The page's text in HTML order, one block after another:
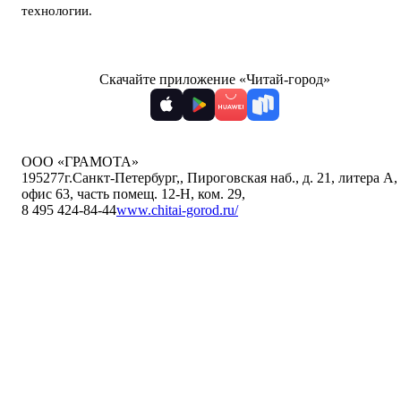
технологии.
Скачайте приложение «Читай-город»
ООО «ГРАМОТА»
195277г.Санкт-Петербург,, Пироговская наб., д. 21, литера А,
офис 63, часть помещ. 12-Н, ком. 29,
8 495 424-84-44www.chitai-gorod.ru/